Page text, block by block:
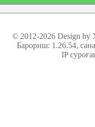
© 2012-2026 Design
Барориш: 1.26.54,
IP